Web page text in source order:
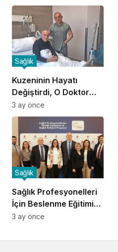
Kuzeninin Hayatı
Değiştirdi, O Doktor
Oldu!
Sağlık
3 ay önce
Sağlık Profesyonelleri
İçin Beslenme Eğitimi
Başladı
Sağlık
3 ay önce